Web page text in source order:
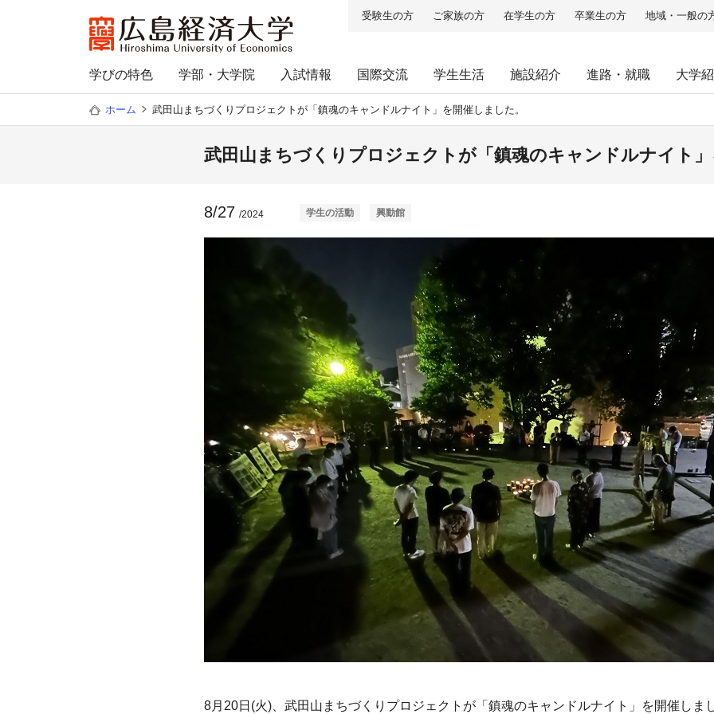
受験生の方 ご家族の方 在学生の方 卒業生の方 地域・一般の
学びの特色 学部・大学院 入試情報 国際交流 学生生活 施設紹介 進路・就職 大学
ホーム 武田山まちづくりプロジェクトが「鎮魂のキャンドルナイト」を開催しました。
武田山まちづくりプロジェクトが「鎮魂のキャンドルナイト
8/27 /2024 学生の活動 興動館
8月20日(火)、武田山まちづくりプロジェクトが「鎮魂のキャンドルナイト」を開催しま